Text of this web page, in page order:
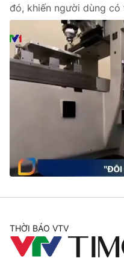
Pháp luật
Y tế
Câu chuyện quốc tế
Thị trường
Góc doanh nghiệp
Dữ liệu và đời sống
Truyền hình
Phim VTV
Hậu trường
Giải trí
Điện ảnh
đó, khiến người dùng có
THỜI BÁO VTV